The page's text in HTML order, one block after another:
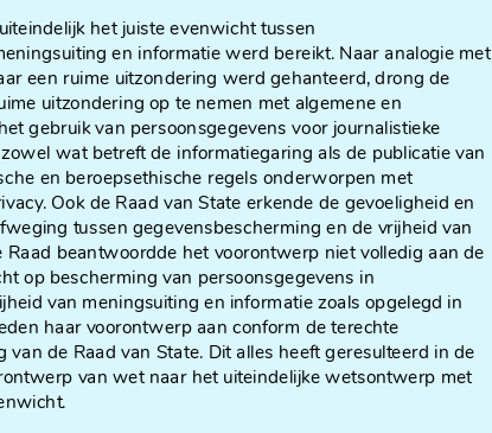
het juiste evenwicht tussen
en informatie werd bereikt. Naar analogie met
een ruime uitzondering werd gehanteerd, drong de
uitzondering op te nemen met algemene en
gebruik van persoonsgegevens voor journalistieke
wat betreft de informatiegaring als de publicatie van
en beroepsethische regels onderworpen met
Ook de Raad van State erkende de gevoeligheid en
tussen gegevensbescherming en de vrijheid van
beantwoordde het voorontwerp niet volledig aan de
op bescherming van persoonsgegevens in
van meningsuiting en informatie zoals opgelegd in
haar voorontwerp aan conform de terechte
de Raad van State. Dit alles heeft geresulteerd in de
van wet naar het uiteindelijke wetsontwerp met